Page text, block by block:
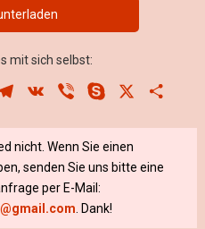
mit sich selbst:
Telegram
VK Viber Skype
nicht. Wenn Sie einen
senden Sie uns bitte eine
per E-Mail:
. Dank!